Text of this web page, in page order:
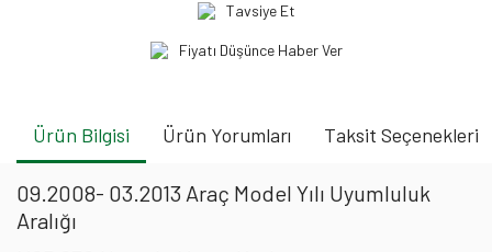
Tavsiye Et
Fiyatı Düşünce Haber Ver
Ürün Bilgisi Ürün Yorumları Taksit Seçenekleri
09.2008- 03.2013 Araç Model Yılı Uyumluluk
Aralığı